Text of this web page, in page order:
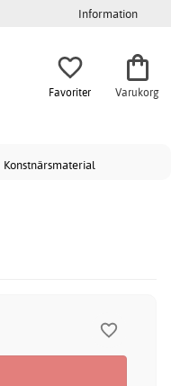
Information
Favoriter Varukorg
Konstnärsmaterial